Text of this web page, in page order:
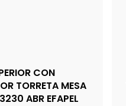
CON
TORRETA MESA
ABR EFAPEL